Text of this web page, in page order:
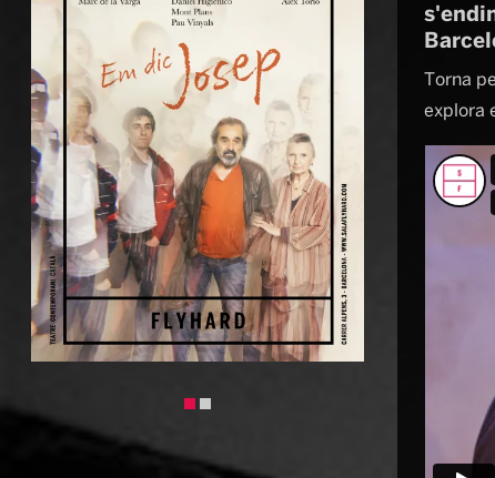
Diapositiva 1 de 2: cartell Em dic Josep
Torna
explora